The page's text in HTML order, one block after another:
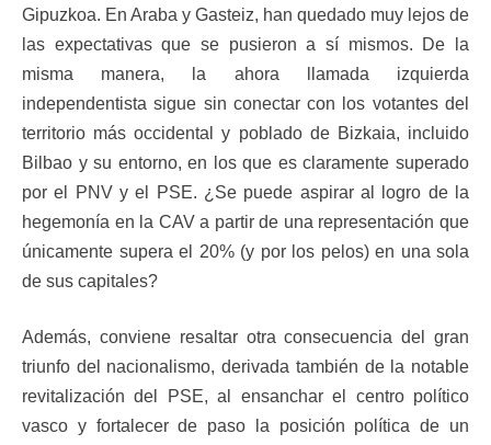
Gipuzkoa. En Araba y Gasteiz, han quedado muy lejos de
las expectativas que se pusieron a sí mismos. De la
misma manera, la ahora llamada izquierda
independentista sigue sin conectar con los votantes del
territorio más occidental y poblado de Bizkaia, incluido
Bilbao y su entorno, en los que es claramente superado
por el PNV y el PSE. ¿Se puede aspirar al logro de la
hegemonía en la CAV a partir de una representación que
únicamente supera el 20% (y por los pelos) en una sola
de sus capitales?
Además, conviene resaltar otra consecuencia del gran
triunfo del nacionalismo, derivada también de la notable
revitalización del PSE, al ensanchar el centro político
vasco y fortalecer de paso la posición política de un